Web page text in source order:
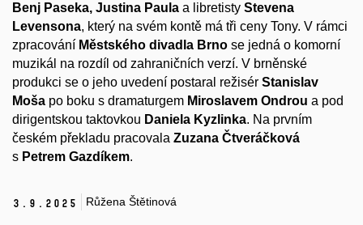
Benj Paseka, Justina Paula a libretisty Stevena
Levensona, který na svém kontě má tři ceny Tony. V rámci
zpracování Městského divadla Brno se jedná o komorní
muzikál na rozdíl od zahraničních verzí. V brněnské
produkci se o jeho uvedení postaral režisér Stanislav
Moša po boku s dramaturgem Miroslavem Ondrou a pod
dirigentskou taktovkou Daniela Kyzlinka. Na prvním
českém překladu pracovala Zuzana Čtveráčková
s Petrem Gazdíkem.
3. 9. 2025 Růžena Štětinová